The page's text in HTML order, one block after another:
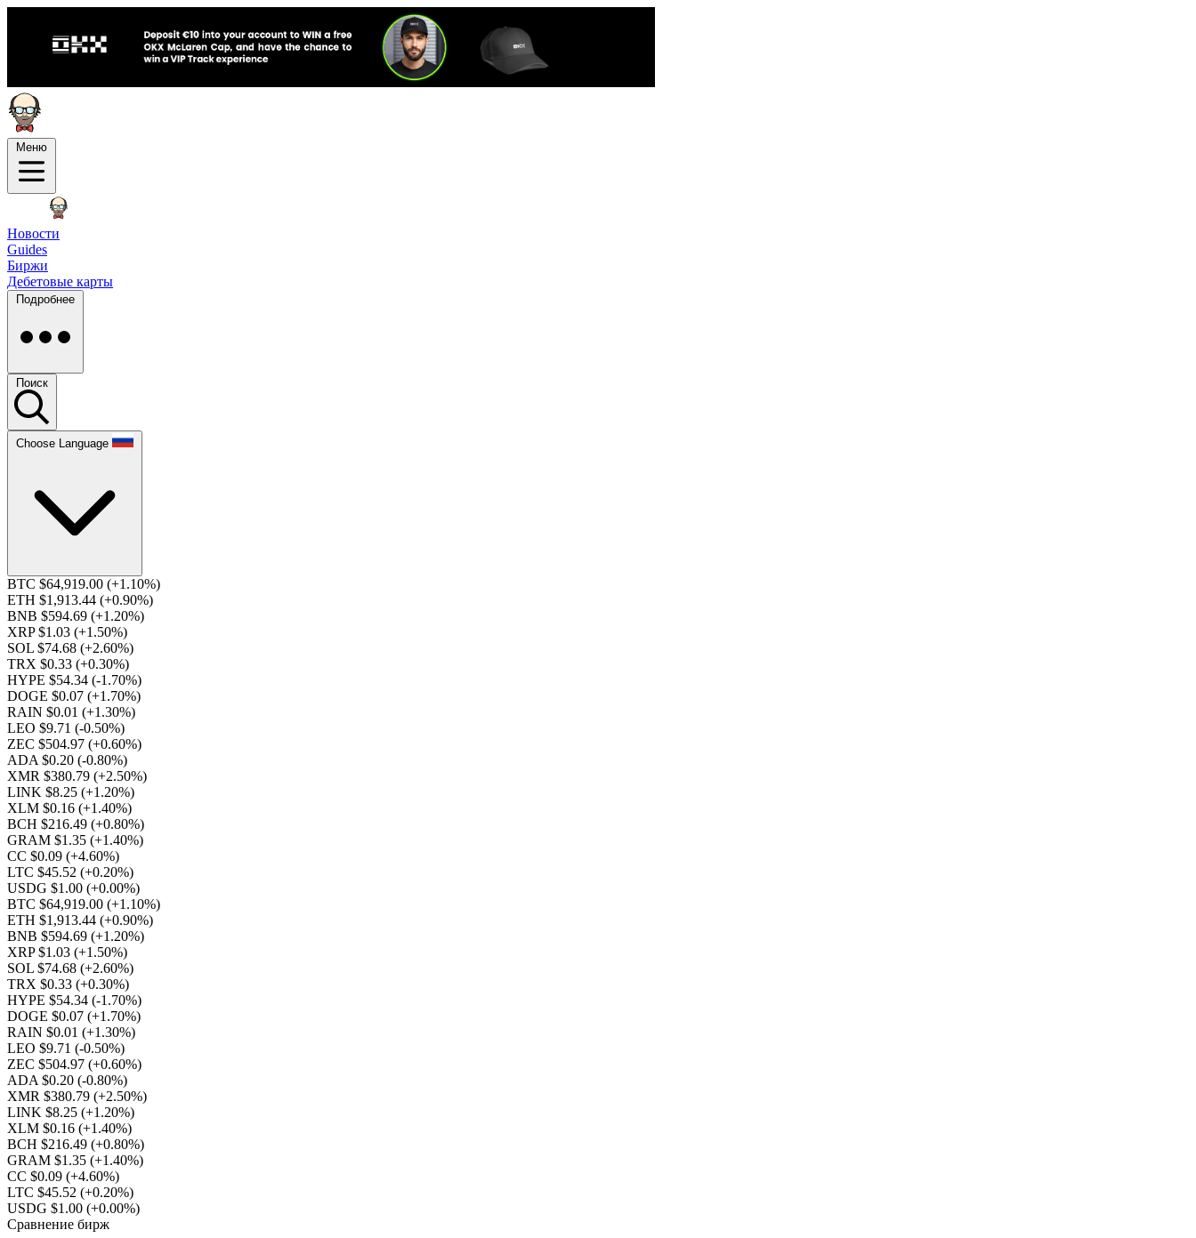
Меню
Новости
Guides
Биржи
Дебетовые карты
Подробнее
Поиск
Choose Language
BTC $64,919.00 (+1.10%)
ETH $1,913.44 (+0.90%)
BNB $594.69 (+1.20%)
XRP $1.03 (+1.50%)
SOL $74.68 (+2.60%)
TRX $0.33 (+0.30%)
HYPE $54.34 (-1.70%)
DOGE $0.07 (+1.70%)
RAIN $0.01 (+1.30%)
LEO $9.71 (-0.50%)
ZEC $504.97 (+0.60%)
ADA $0.20 (-0.80%)
XMR $380.79 (+2.50%)
LINK $8.25 (+1.20%)
XLM $0.16 (+1.40%)
BCH $216.49 (+0.80%)
GRAM $1.35 (+1.40%)
CC $0.09 (+4.60%)
LTC $45.52 (+0.20%)
USDG $1.00 (+0.00%)
BTC $64,919.00 (+1.10%)
ETH $1,913.44 (+0.90%)
BNB $594.69 (+1.20%)
XRP $1.03 (+1.50%)
SOL $74.68 (+2.60%)
TRX $0.33 (+0.30%)
HYPE $54.34 (-1.70%)
DOGE $0.07 (+1.70%)
RAIN $0.01 (+1.30%)
LEO $9.71 (-0.50%)
ZEC $504.97 (+0.60%)
ADA $0.20 (-0.80%)
XMR $380.79 (+2.50%)
LINK $8.25 (+1.20%)
XLM $0.16 (+1.40%)
BCH $216.49 (+0.80%)
GRAM $1.35 (+1.40%)
CC $0.09 (+4.60%)
LTC $45.52 (+0.20%)
USDG $1.00 (+0.00%)
Сравнение бирж